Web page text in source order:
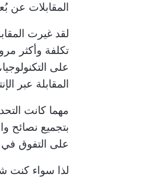
المقابلات عن
لقد غيرت
تكلفة وأكثر
على
المقابلة عبر
مهما كانت
بتجميع نصائح
على التفوق في
لذا سواء كنت